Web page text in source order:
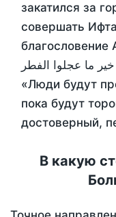
закатился за
совершать
благословение
ما عجلوا الفطر
«Люди будут
пока будут
достоверный,
В какую